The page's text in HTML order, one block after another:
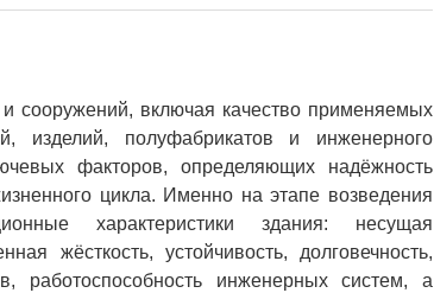
сооружений, включая качество применяемых
изделий, полуфабрикатов и инженерного
факторов, определяющих надёжность
цикла. Именно на этапе возведения
характеристики здания: несущая
жёсткость, устойчивость, долговечность,
работоспособность инженерных систем, а